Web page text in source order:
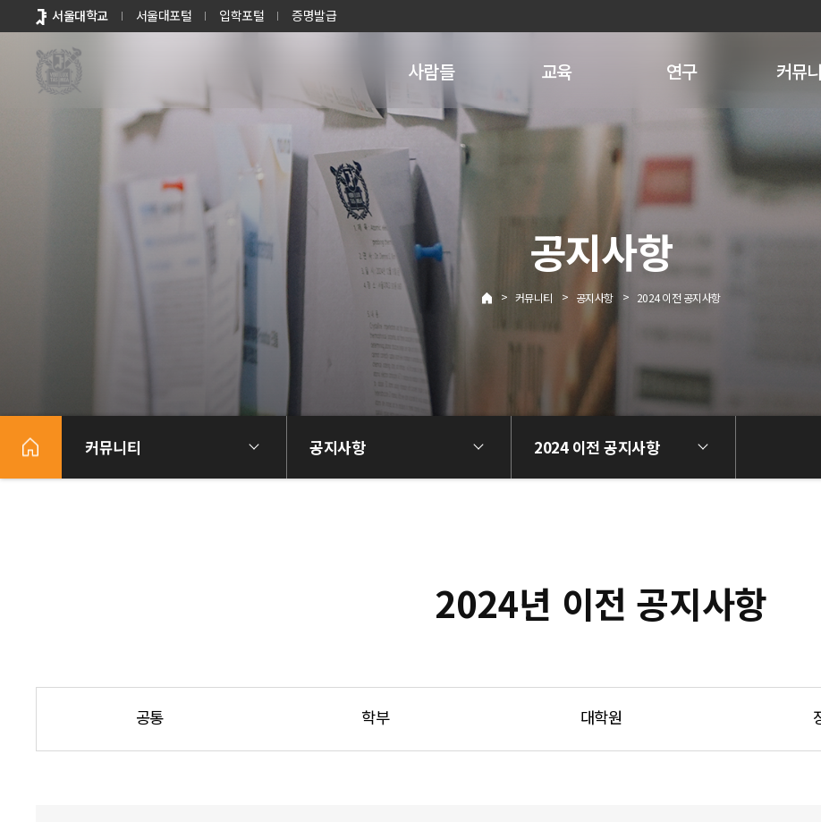
바로가기
메뉴
서울대학교 서울대포털 입학포털 증명발급
사람들 교육 연구 커뮤
공지사항
> 커뮤니티 > 공지사항 > 2024 이전 공지사항
커뮤니티 공지사항 2024 이전 공지사항
2024년 이전 공지사항
공통 학부 대학원